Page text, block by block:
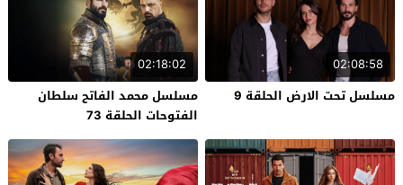
02:08:58
مسلسل تحت الارض الحلقة 9
02:18:02
مسلسل محمد الفاتح سلطان
الفتوحات الحلقة 73